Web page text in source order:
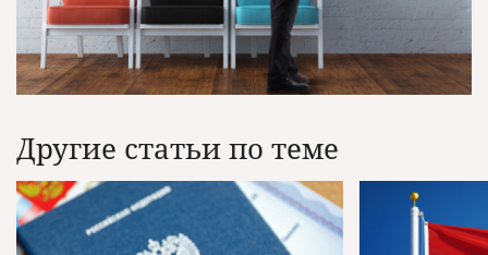
Другие статьи по теме